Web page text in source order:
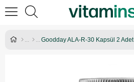
Goodday ALA-R-30 Kapsül 2 Adet